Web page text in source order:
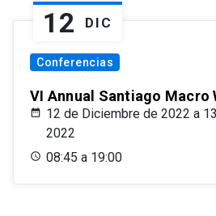
12 DIC
Conferencias
VI Annual Santiago Macro
12 de Diciembre de 2022 a
2022
08:45 a 19:00